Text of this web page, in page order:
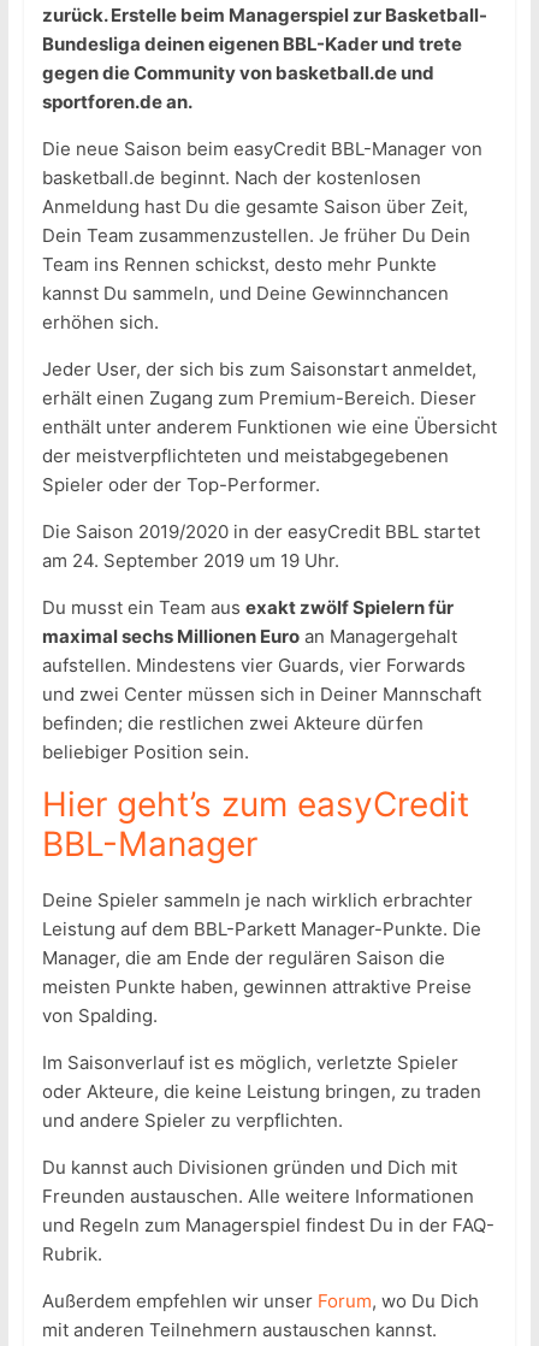
zurück. Erstelle beim Managerspiel zur Basketball-
Bundesliga deinen eigenen BBL-Kader und trete
gegen die Community von basketball.de und
sportforen.de an.
Die neue Saison beim easyCredit BBL-Manager von
basketball.de beginnt. Nach der kostenlosen
Anmeldung hast Du die gesamte Saison über Zeit,
Dein Team zusammenzustellen. Je früher Du Dein
Team ins Rennen schickst, desto mehr Punkte
kannst Du sammeln, und Deine Gewinnchancen
erhöhen sich.
Jeder User, der sich bis zum Saisonstart anmeldet,
erhält einen Zugang zum Premium-Bereich. Dieser
enthält unter anderem Funktionen wie eine Übersicht
der meistverpflichteten und meistabgegebenen
Spieler oder der Top-Performer.
Die Saison 2019/2020 in der easyCredit BBL startet
am 24. September 2019 um 19 Uhr.
Du musst ein Team aus exakt zwölf Spielern für
maximal sechs Millionen Euroan Managergehalt
aufstellen. Mindestens vier Guards, vier Forwards
und zwei Center müssen sich in Deiner Mannschaft
befinden; die restlichen zwei Akteure dürfen
beliebiger Position sein.
Hier geht’s zum easyCredit
BBL-Manager
Deine Spieler sammeln je nach wirklich erbrachter
Leistung auf dem BBL-Parkett Manager-Punkte. Die
Manager, die am Ende der regulären Saison die
meisten Punkte haben, gewinnen attraktive Preise
von Spalding.
Im Saisonverlauf ist es möglich, verletzte Spieler
oder Akteure, die keine Leistung bringen, zu traden
und andere Spieler zu verpflichten.
Du kannst auch Divisionen gründen und Dich mit
Freunden austauschen. Alle weitere Informationen
und Regeln zum Managerspiel findest Du in der FAQ-
Rubrik.
Außerdem empfehlen wir unser Forum, wo Du Dich
mit anderen Teilnehmern austauschen kannst.